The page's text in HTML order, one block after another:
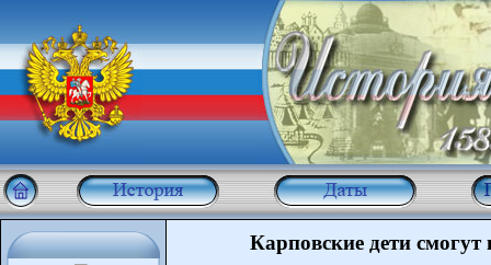
Карповские дети